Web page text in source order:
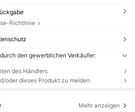
Richtlinie
den gewerblichen Verkäufer:
des Händlers
oder dieses Produkt zu melden
Mehr anzeigen